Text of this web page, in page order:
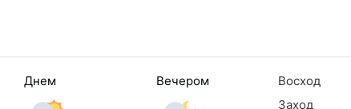
Днем Вечером Восход
Заход